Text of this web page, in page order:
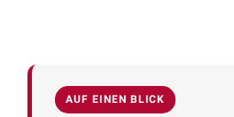
AUF EINEN BLICK